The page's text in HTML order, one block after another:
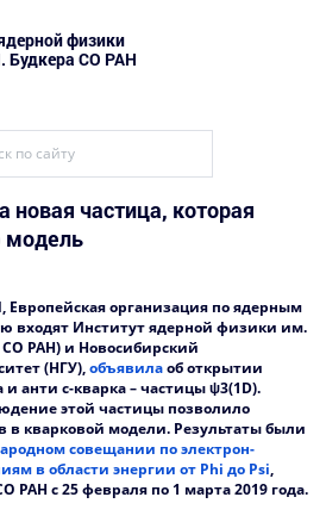
физики
Будкера СО РАН
частица, которая
модель
Европейская организация по ядерным
входят Институт ядерной физики им.
РАН) и Новосибирский
(НГУ),объявилаоб открытии
и анти c-кварка – частицы ψ3(1D).
этой частицы позволило
в кварковой модели. Результаты были
совещании по электрон-
в области энергии от Phi до Psi,
РАН с 25 февраля по 1 марта 2019 года.